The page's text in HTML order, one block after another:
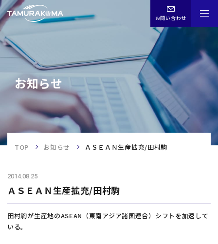
お問い合わせ
CHN ENG
TOP
企業情報
歴史
お知らせ
お知らせ
TOP お知らせ ＡＳＥＡＮ生産拡充/田村駒
2014.08.25
ＡＳＥＡＮ生産拡充/田村駒
田村駒が生産地のASEAN（東南アジア諸国連合）シフトを加速して
いる。